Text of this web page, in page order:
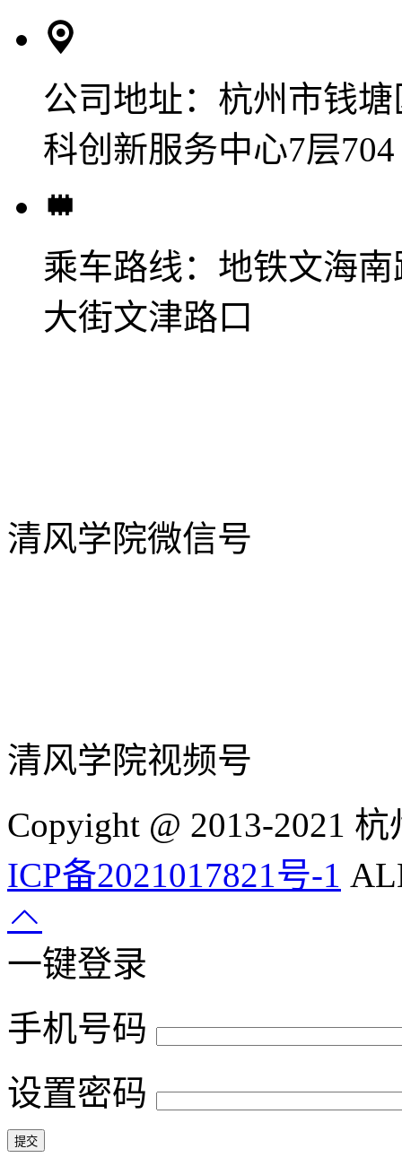
公司地址： 杭州市钱
科创新服务中心7层704
乘车路线： 地铁文海
大街文津路口
清风学院微信号
清风学院视频号
Copyight @ 2013-2021
ICP备2021017821号-1
一键登录
手机号码
设置密码